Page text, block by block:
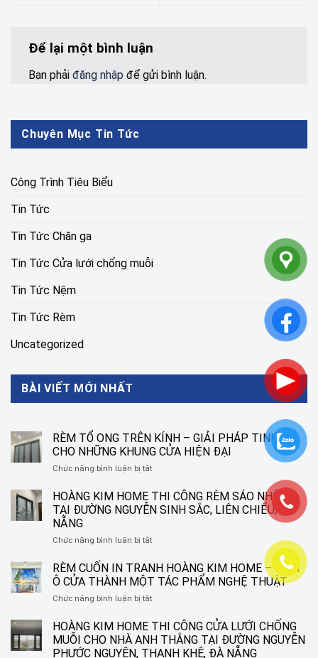
Để lại một bình luận
Bạn phải đăng nhập để gửi bình luận.
Chuyên Mục Tin Tức
Công Trình Tiêu Biểu
Tin Tức
Tin Tức Chăn ga
Tin Tức Cửa lưới chống muỗi
Tin Tức Nệm
Tin Tức Rèm
Uncategorized
BÀI VIẾT MỚI NHẤT
RÈM TỔ ONG TRÊN KÍNH – GIẢI PHÁP TINH TẾ
CHO NHỮNG KHUNG CỬA HIỆN ĐẠI
Chức năng bình luận bị tắtở
TỔ
ONG
TRÊN
–
PHÁP
TINH
TẾ
CHO
KHUNG
CỬA
HIỆN
HOÀNG KIM HOME THI CÔNG RÈM SÁO NHÔM
TẠI ĐƯỜNG NGUYỄN SINH SẮC, LIÊN CHIỂU, ĐÀ
NẴNG
Chức năng bình luận bị tắtở
KIM
HOME
THI
CÔNG
SÁO
NHÔM
TẠI
RÈM CUỐN IN TRANH HOÀNG KIM HOME – BIẾN
Ô CỬA THÀNH MỘT TÁC PHẨM NGHỆ THUẬT
Chức năng bình luận bị tắtở
CUỐN
IN
TRANH
HOÀNG KIM HOME THI CÔNG CỬA LƯỚI CHỐNG
MUỖI CHO NHÀ ANH THẮNG TẠI ĐƯỜNG NGUYỄN
PHƯỚC NGUYÊN, THANH KHÊ, ĐÀ NẴNG